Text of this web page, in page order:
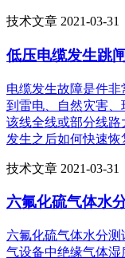
技术文章 2021-03-31
低压电缆发生跳
电缆发生故障是件
到雷电、自然灾害
该线全线或部分线
发生之后如何快速
技术文章 2021-03-31
六氟化硫气体水
六氟化硫气体水分测
气设备中绝缘气体